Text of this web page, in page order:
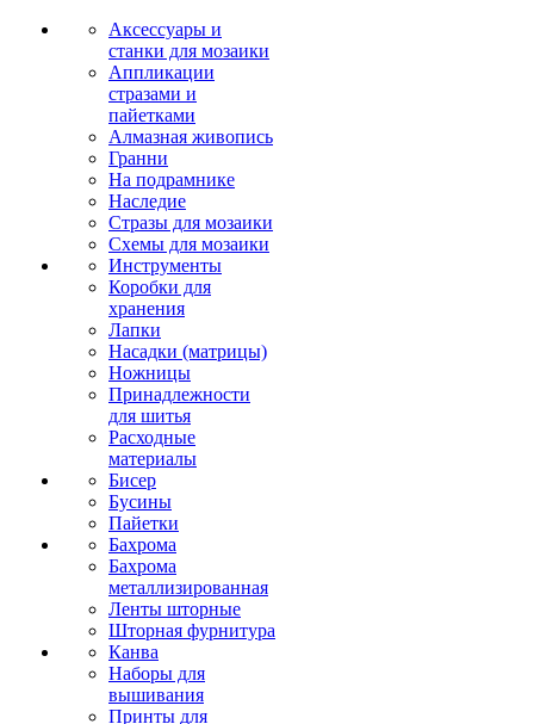
Аксессуары и
станки для мозаики
Аппликации
стразами и
пайетками
Алмазная живопись
Гранни
На подрамнике
Наследие
Стразы для мозаики
Схемы для мозаики
Инструменты
Коробки для
хранения
Лапки
Насадки (матрицы)
Ножницы
Принадлежности
для шитья
Расходные
материалы
Бисер
Бусины
Пайетки
Бахрома
Бахрома
металлизированная
Ленты шторные
Шторная фурнитура
Канва
Наборы для
вышивания
Принты для